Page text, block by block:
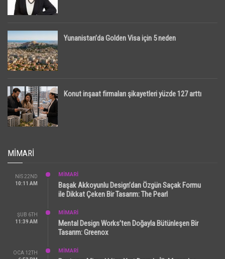
Yunanistan’da Golden Visa için 5 neden
Konut inşaat firmaları şikayetleri yüzde 127 arttı
MIMARI
NIS 22ND
10:11 AM
MİMARİ
Başak Akkoyunlu Design’dan Özgün Saçak Formu
ile Dikkat Çeken Bir Tasarım: The Pearl
ŞUB 6TH
11:39 AM
MİMARİ
Mental Design Works’ten Doğayla Bütünleşen Bir
Tasarım: Greenox
OCA 12TH
MİMARİ